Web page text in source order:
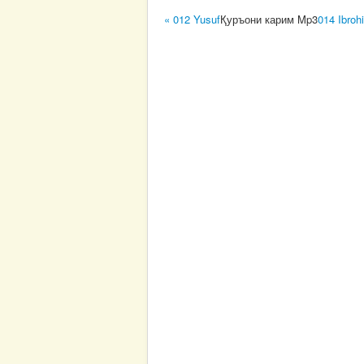
« 012 YusufҚуръони карим Mp3014